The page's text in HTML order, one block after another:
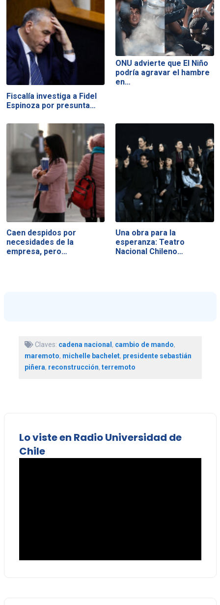
Fiscalía investiga a Fidel
Espinoza por presunta…
ONU advierte que El Niño
podría agravar el hambre
en…
Caen despidos por
necesidades de la
empresa, pero…
Una obra para la
esperanza: Teatro
Nacional Chileno…
Claves: cadena nacional, cambio de mando,
maremoto, michelle bachelet, presidente sebastián
piñera, reconstrucción, terremoto
Lo viste en Radio Universidad de
Chile